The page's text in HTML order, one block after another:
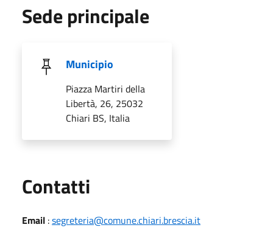
Sede principale
Municipio
Piazza Martiri della
Libertà, 26, 25032
Chiari BS, Italia
Contatti
Email :segreteria@comune.chiari.brescia.it